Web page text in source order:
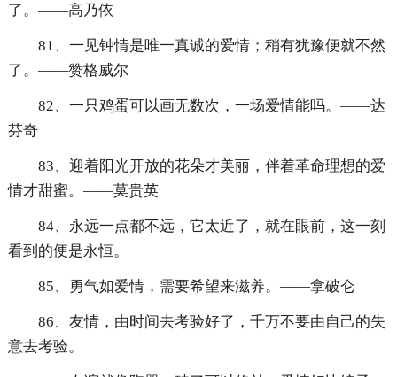
了。——高乃依
81、一见钟情是唯一真诚的爱情；稍有犹豫便就不然
了。——赞格威尔
82、一只鸡蛋可以画无数次，一场爱情能吗。——达
芬奇
83、迎着阳光开放的花朵才美丽，伴着革命理想的爱
情才甜蜜。——莫贵英
84、永远一点都不远，它太近了，就在眼前，这一刻
看到的便是永恒。
85、勇气如爱情，需要希望来滋养。——拿破仑
86、友情，由时间去考验好了，千万不要由自己的失
意去考验。